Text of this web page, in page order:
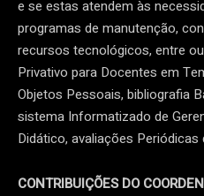
e se estas atendem às
programas de manutenção,
recursos tecnológicos, entre
Privativo para Docentes em
Objetos Pessoais, bibliografia
sistema Informatizado de
Didático, avaliações
CONTRIBUIÇÕES DO